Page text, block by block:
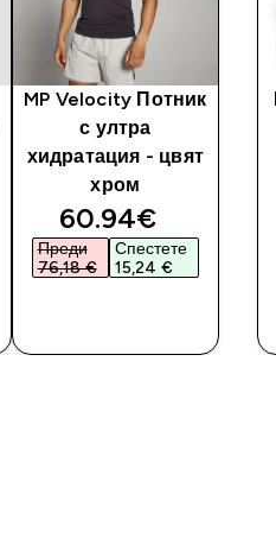
MP Velocity Потник
с ултра
хидратация - цвят
хром
discounted price
60.94€‎
Преди
76,18 €‎
Спестете
15,24 €‎